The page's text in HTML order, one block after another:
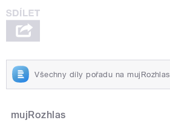
Všechny díly pořadu na mujRozhlas
mujRozhlas